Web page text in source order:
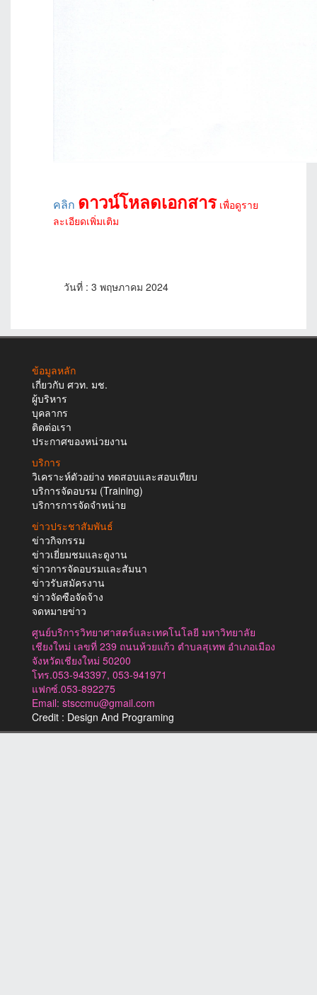
คลิก ดาวน์โหลดเอกสาร เพื่อดูราย
ละเอียดเพิ่มเติม
วันที่ : 3 พฤษภาคม 2024
ข้อมูลหลัก
เกี่ยวกับ ศวท. มช.
ผู้บริหาร
บุคลากร
ติดต่อเรา
ประกาศของหน่วยงาน
บริการ
วิเคราะห์ตัวอย่าง ทดสอบและสอบเทียบ
บริการจัดอบรม (Training)
บริการการจัดจำหน่าย
ข่าวประชาสัมพันธ์
ข่าวกิจกรรม
ข่าวเยี่ยมชมและดูงาน
ข่าวการจัดอบรมและสัมนา
ข่าวรับสมัครงาน
ข่าวจัดซือจัดจ้าง
จดหมายข่าว
ศูนย์บริการวิทยาศาสตร์และเทคโนโลยี มหาวิทยาลัย
เชียงใหม่ เลขที่ 239 ถนนห้วยแก้ว ตำบลสุเทพ อำเภอเมือง
จังหวัดเชียงใหม่ 50200
โทร.053-943397, 053-941971
แฟกซ์.053-892275
Email: stsccmu@gmail.com
Credit : Design And Programing